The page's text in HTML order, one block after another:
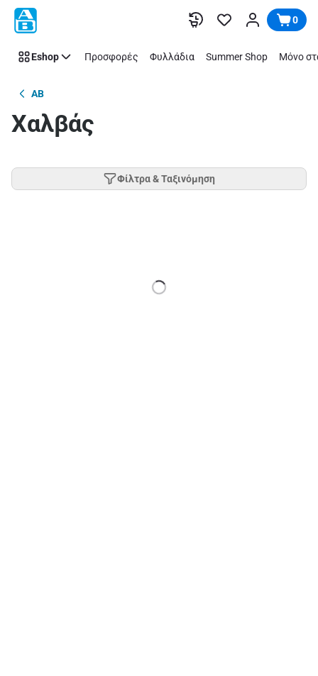
Παράλειψη 0
Eshop Προσφορές Φυλλάδια Summer Shop Μόνο
AB
Χαλβάς
Φίλτρα & Ταξινόμηση